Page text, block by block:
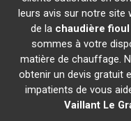
leurs avis sur notre site
de la chaudière
sommes à votre
matière de chauffage.
obtenir un devis gratuit
impatients de vous
Vaillant Le